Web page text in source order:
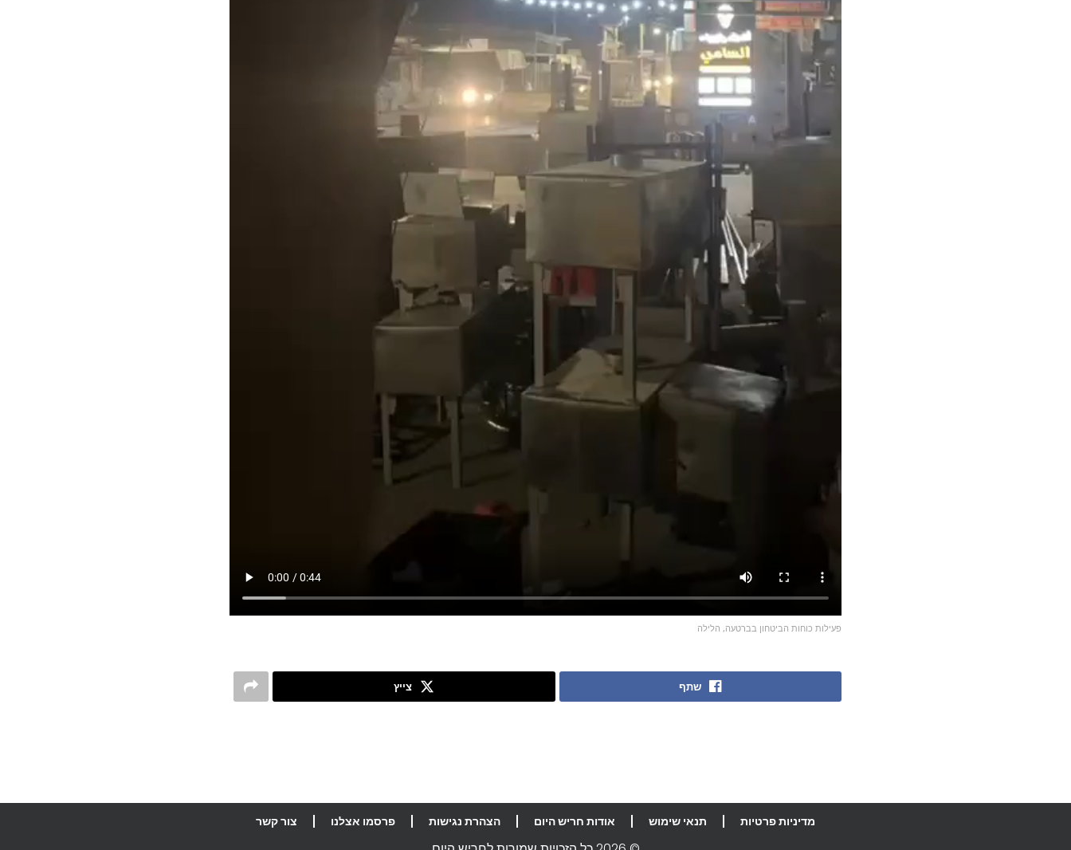
פעילות כוחות הביטחון בברטעה, הלילה
שתף צייץ
מדיניות פרטיות תנאי שימוש אודות חריש היום הצהרת נגישות פרסמו אצלנו צור קשר